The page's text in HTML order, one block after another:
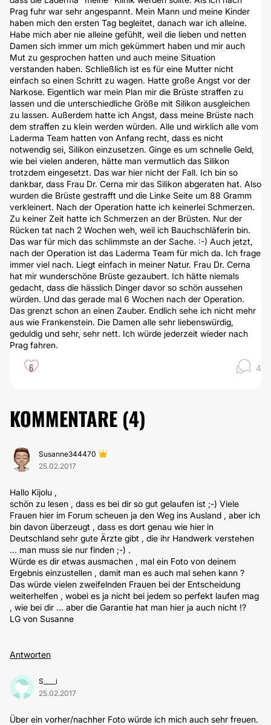
Prag fuhr war sehr angespannt. Mein Mann und meine Kinder
haben mich den ersten Tag begleitet, danach war ich alleine.
Habe mich aber nie alleine gefühlt, weil die lieben und netten
Damen sich immer um mich gekümmert haben und mir auch
Mut zu gesprochen hatten und auch meine Situation
verstanden haben. Schließlich ist es für eine Mutter nicht
einfach so einen Schritt zu wagen. Hatte große Angst vor der
Narkose. Eigentlich war mein Plan mir die Brüste straffen zu
lassen und die unterschiedliche Größe mit Silikon ausgleichen
zu lassen. Außerdem hatte ich Angst, dass meine Brüste nach
dem straffen zu klein werden würden. Alle und wirklich alle vom
Laderma Team hatten von Anfang recht, dass es nicht
notwendig sei, Silikon einzusetzen. Ginge es um schnelle Geld,
wie bei vielen anderen, hätte man vermutlich das Silikon
trotzdem eingesetzt. Das war hier nicht der Fall. Ich bin so
dankbar, dass Frau Dr. Cerna mir das Silikon abgeraten hat. Also
wurden die Brüste gestrafft und die Linke Seite um 88 Gramm
verkleinert. Nach der Operation hatte ich keinerlei Schmerzen.
Zu keiner Zeit hatte ich Schmerzen an der Brüsten. Nur der
Rücken tat nach 2 Wochen weh, weil ich Bauchschläferin bin.
Das war für mich das schlimmste an der Sache. :-) Auch jetzt,
nach der Operation ist das Laderma Team für mich da. Ich frage
immer viel nach. Liegt einfach in meiner Natur. Frau Dr. Cerna
hat mir wunderschöne Brüste gezaubert. Ich hätte niemals
gedacht, dass die hässlich Dinger davor so schön aussehen
würden. Und das gerade mal 6 Wochen nach der Operation.
Das grenzt schon an einen Zauber. Endlich sehe ich nicht mehr
aus wie Frankenstein. Die Damen alle sehr liebenswürdig,
geduldig und sehr, sehr nett. Ich würde jederzeit wieder nach
Prag fahren.
6 4
KOMMENTARE (4)
Susanne344470
25.02.2017
Hallo Kijolu ,
schön zu lesen , dass es bei dir so gut gelaufen ist ;-) Viele
Frauen hier im Forum scheuen ja den Weg ins Ausland , aber ich
bin davon überzeugt , dass es dort genau wie hier in
Deutschland sehr gute Ärzte gibt , die ihr Handwerk verstehen
... man muss sie nur finden ;-) .
Würde es dir etwas ausmachen , mal ein Foto von deinem
Ergebnis einzustellen , damit man es auch mal sehen kann ?
Das würde vielen zweifelnden Frauen bei der Entscheidung
weiterhelfen , wobei es ja nicht bei jedem so perfekt laufen mag
, wie bei dir ... aber die Garantie hat man hier ja auch nicht !?
LG von Susanne
Antworten
S____i
25.02.2017
Über ein vorher/nachher Foto würde ich mich auch sehr freuen.